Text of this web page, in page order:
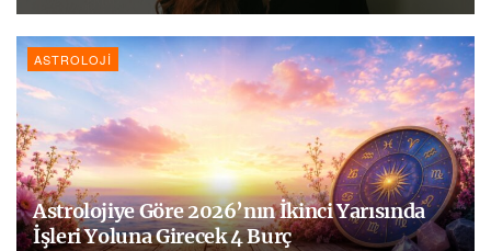
ASTROLOJI
Astrolojiye Göre 2026’nın İkinci Yarısında
İşleri Yoluna Girecek 4 Burç